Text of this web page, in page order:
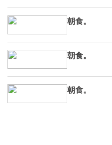
朝食。
朝食。
朝食。